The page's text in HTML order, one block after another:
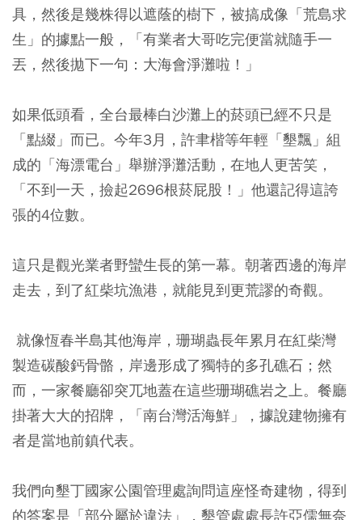
具，然後是幾株得以遮蔭的樹下，被搞成像「荒島求
生」的據點一般，「有業者大哥吃完便當就隨手一
丟，然後拋下一句：大海會淨灘啦！」
如果低頭看，全台最棒白沙灘上的菸頭已經不只是
「點綴」而已。今年3月，許聿楷等年輕「墾飄」組
成的「海漂電台」舉辦淨灘活動，在地人更苦笑，
「不到一天，撿起2696根菸屁股！」他還記得這誇
張的4位數。
這只是觀光業者野蠻生長的第一幕。朝著西邊的海岸
走去，到了紅柴坑漁港，就能見到更荒謬的奇觀。
就像恆春半島其他海岸，珊瑚蟲長年累月在紅柴灣
製造碳酸鈣骨骼，岸邊形成了獨特的多孔礁石；然
而，一家餐廳卻突兀地蓋在這些珊瑚礁岩之上。餐廳
掛著大大的招牌，「南台灣活海鮮」，據說建物擁有
者是當地前鎮代表。
我們向墾丁國家公園管理處詢問這座怪奇建物，得到
的答案是「部分屬於違法」，墾管處處長許亞儒無奈